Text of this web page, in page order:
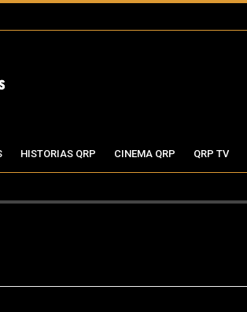
HISTORIAS QRP CINEMA QRP QRP TV